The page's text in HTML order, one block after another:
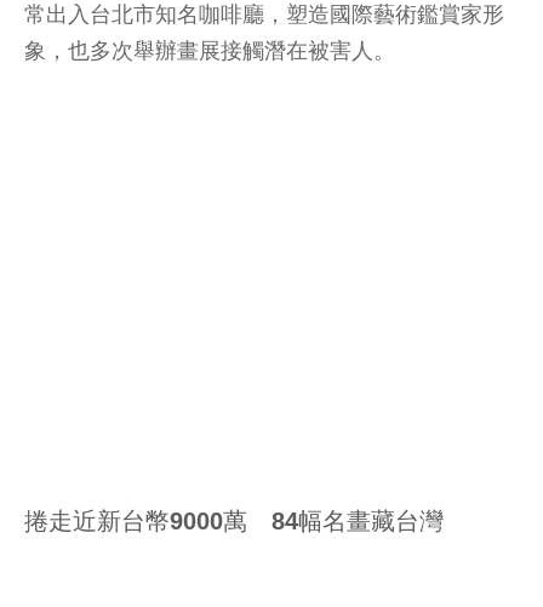
常出入台北市知名咖啡廳，塑造國際藝術鑑賞家形
象，也多次舉辦畫展接觸潛在被害人。
捲走近新台幣9000萬 84幅名畫藏台灣